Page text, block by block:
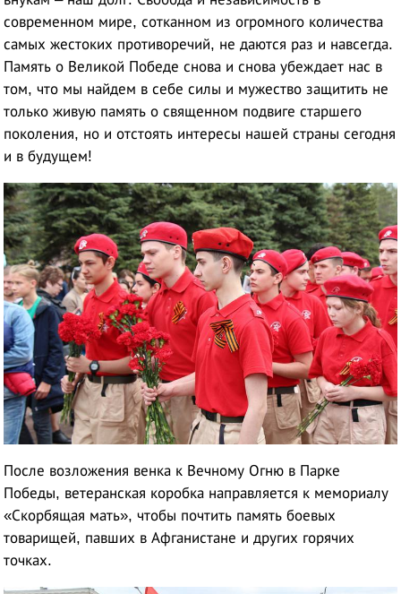
современном мире, сотканном из огромного количества
самых жестоких противоречий, не даются раз и навсегда.
Память о Великой Победе снова и снова убеждает нас в
том, что мы найдем в себе силы и мужество защитить не
только живую память о священном подвиге старшего
поколения, но и отстоять интересы нашей страны сегодня
и в будущем!
После возложения венка к Вечному Огню в Парке
Победы, ветеранская коробка направляется к мемориалу
«Скорбящая мать», чтобы почтить память боевых
товарищей, павших в Афганистане и других горячих
точках.